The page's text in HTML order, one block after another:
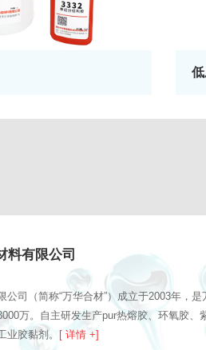
料有限公司
公司（简称“万华合材”）成立于2003年，
万。自主研发生产pur热熔胶、环氧胶、
业胶黏剂。
[ 详情 +]